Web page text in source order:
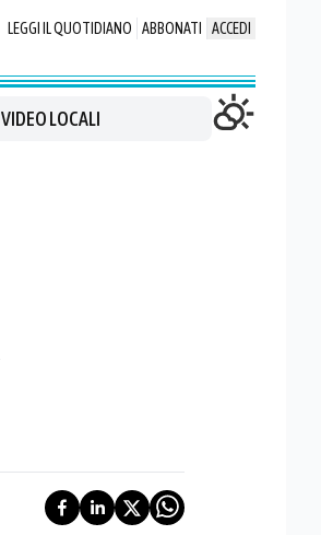
LEGGI IL QUOTIDIANO ABBONATI ACCEDI
VIDEO LOCALI